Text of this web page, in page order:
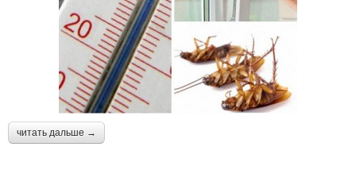
читать дальше →